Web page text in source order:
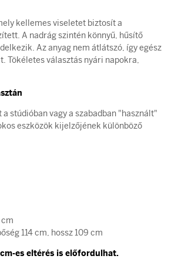
kellemes viseletet biztosít a
A nadrág szintén könnyű, hűsítő
Az anyag nem átlátszó, így egész
Tökéletes választás nyári napokra,
stúdióban vagy a szabadban "használt"
eszközök kijelzőjének különböző
114 cm, hossz 109 cm
es eltérés is előfordulhat.